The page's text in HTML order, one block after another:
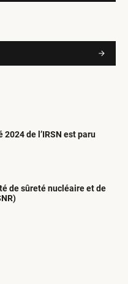
2024 de l’IRSN est paru
de sûreté nucléaire et de